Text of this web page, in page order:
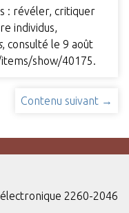
: révéler, critiquer
individus,
, consulté le 9 août
show/40175
Contenu suivant →
2260-2046